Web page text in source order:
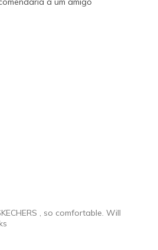
, so comfortable. Will